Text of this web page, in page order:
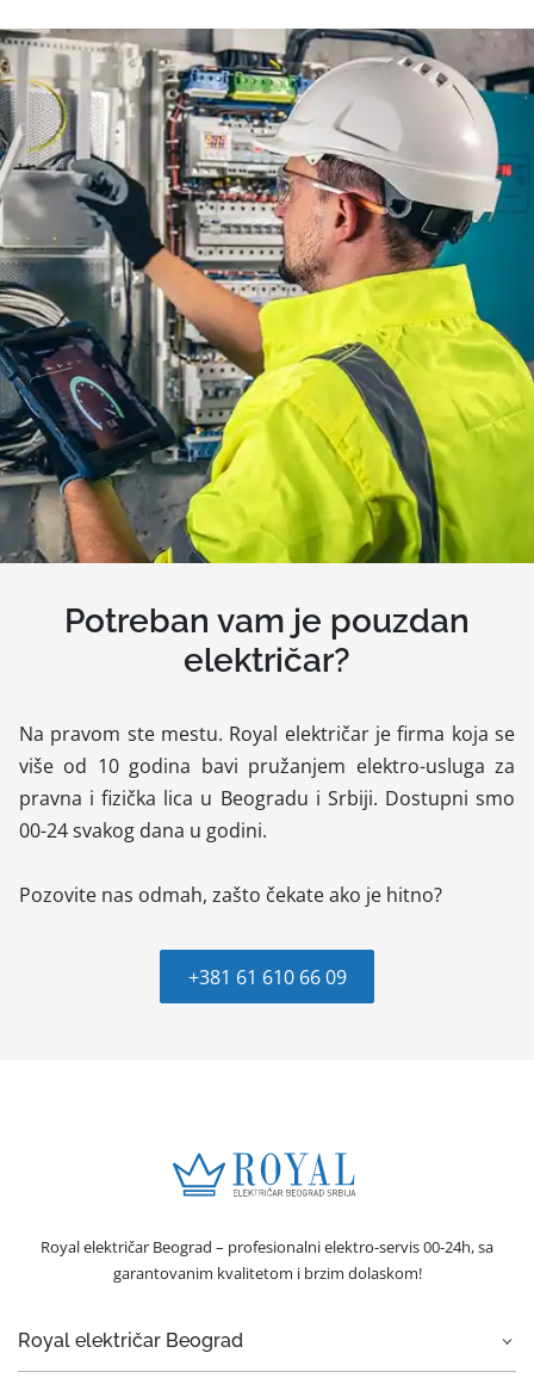
Potreban vam je pouzdan
električar?
Na pravom ste mestu. Royal električar je firma koja se
više od 10 godina bavi pružanjem elektro-usluga za
pravna i fizička lica u Beogradu i Srbiji. Dostupni smo
00-24 svakog dana u godini.
Pozovite nas odmah, zašto čekate ako je hitno?
+381 61 610 66 09
Royal električar Beograd – profesionalni elektro-servis 00-24h, sa
garantovanim kvalitetom i brzim dolaskom!
Royal električar Beograd